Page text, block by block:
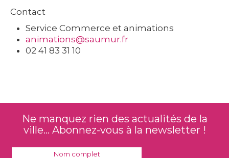
Contact
Service Commerce et animations
animations@saumur.fr
02 41 83 31 10
Ne manquez rien des actualités de la
ville... Abonnez-vous à la newsletter !